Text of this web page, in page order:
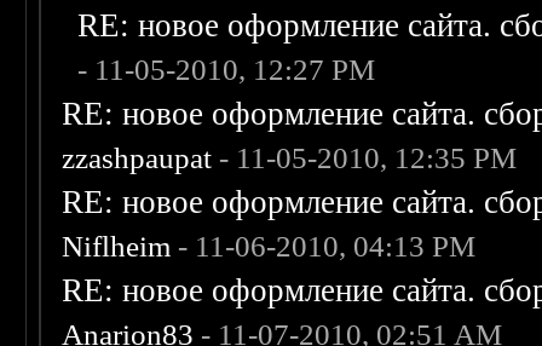
RE: новое оформление сайта.
- 11-05-2010, 12:27 PM
RE: новое оформление сайта.
zzashpaupat - 11-05-2010, 12:35 PM
RE: новое оформление сайта.
Niflheim - 11-06-2010, 04:13 PM
RE: новое оформление сайта.
Anarion83 - 11-07-2010, 02:51 AM